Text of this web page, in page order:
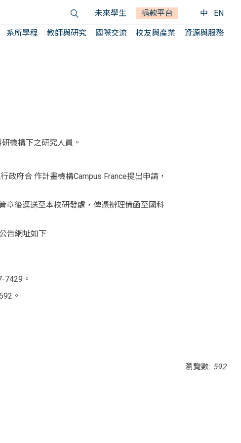
系所學程 教師與研究 國際交流 校友與產業 資源與服務
未來學生 捐款平台 中 EN
機構下之研究人員。
府合 作計畫機構Campus France提出申請，
章後逕送至本校研發處，俾憑辦理備函至國科
告網址如下:
7429。
。
瀏覽數: 592